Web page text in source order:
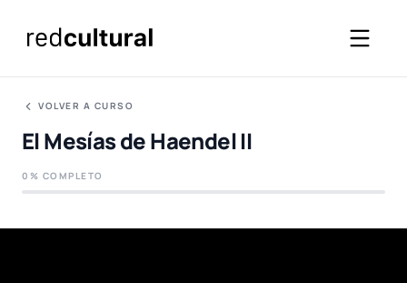
VOLVER A CURSO
El Mesías de Haendel II
0% COMPLETO